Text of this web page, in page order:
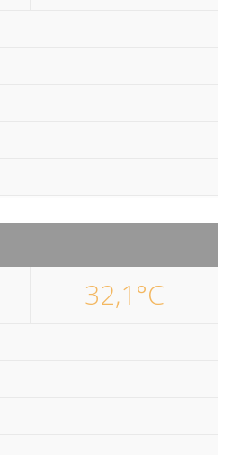
32,1°C